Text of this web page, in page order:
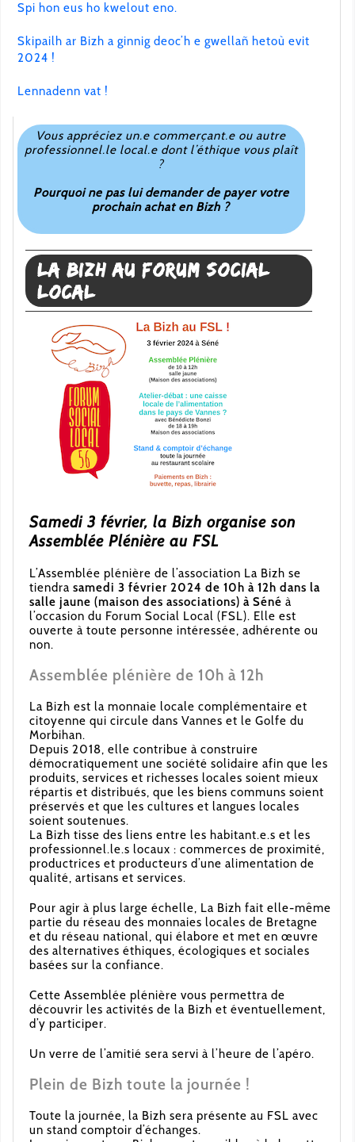
Spi hon eus ho kwelout eno.
Skipailh ar Bizh a ginnig deoc’h e gwellañ hetoù evit
2024 !
Lennadenn vat !
Vous appréciez un.e commerçant.e ou autre
professionnel.le local.e dont l’éthique vous plaît
?
Pourquoi ne pas lui demander de payer votre
prochain achat en Bizh ?
La Bizh au Forum Social
Local
Samedi 3 février, la Bizh organise son
Assemblée Plénière au FSL
L’Assemblée plénière de l’association La Bizh se
tiendra samedi 3 février 2024 de 10h à 12h dans la
salle jaune (maison des associations) à Séné à
l’occasion du Forum Social Local (FSL). Elle est
ouverte à toute personne intéressée, adhérente ou
non.
Assemblée plénière de 10h à 12h
La Bizh est la monnaie locale complémentaire et
citoyenne qui circule dans Vannes et le Golfe du
Morbihan.
Depuis 2018, elle contribue à construire
démocratiquement une société solidaire afin que les
produits, services et richesses locales soient mieux
répartis et distribués, que les biens communs soient
préservés et que les cultures et langues locales
soient soutenues.
La Bizh tisse des liens entre les habitant.e.s et les
professionnel.le.s locaux : commerces de proximité,
productrices et producteurs d’une alimentation de
qualité, artisans et services.
Pour agir à plus large échelle, La Bizh fait elle-même
partie du réseau des monnaies locales de Bretagne
et du réseau national, qui élabore et met en œuvre
des alternatives éthiques, écologiques et sociales
basées sur la confiance.
Cette Assemblée plénière vous permettra de
découvrir les activités de la Bizh et éventuellement,
d’y participer.
Un verre de l’amitié sera servi à l’heure de l’apéro.
Plein de Bizh toute la journée !
Toute la journée, la Bizh sera présente au FSL avec
un stand comptoir d’échanges.